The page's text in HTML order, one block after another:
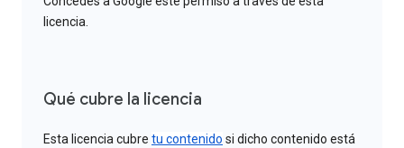
licencia.
Qué cubre la licencia
Esta licencia cubre tu contenido si dicho contenido está